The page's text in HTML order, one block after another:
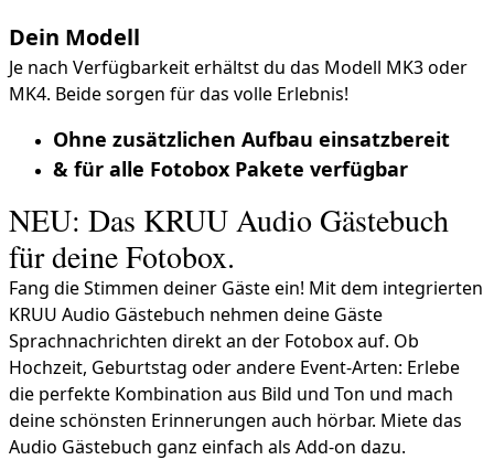
Dein Modell
Je nach Verfügbarkeit erhältst du das Modell MK3 oder
MK4. Beide sorgen für das volle Erlebnis!
Ohne zusätzlichen Aufbau einsatzbereit
& für alle Fotobox Pakete verfügbar
NEU: Das KRUU Audio Gästebuch
für deine Fotobox.
Fang die Stimmen deiner Gäste ein! Mit dem integrierten
KRUU Audio Gästebuch nehmen deine Gäste
Sprachnachrichten direkt an der Fotobox auf. Ob
Hochzeit, Geburtstag oder andere Event-Arten: Erlebe
die perfekte Kombination aus Bild und Ton und mach
deine schönsten Erinnerungen auch hörbar. Miete das
Audio Gästebuch ganz einfach als Add-on dazu.